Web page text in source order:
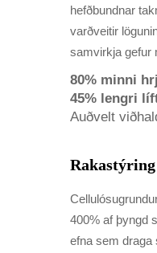
hefðbundnar
varðveitir
samvirkja gefur
80% minni
45% lengri
Auðvelt
400% af þyngd
efna sem